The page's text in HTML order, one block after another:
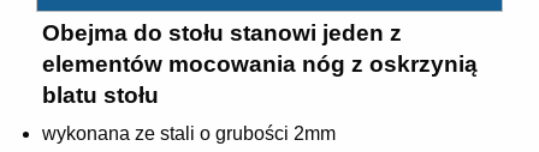
Obejma do stołu stanowi jeden z
elementów mocowania nóg z oskrzynią
blatu stołu
wykonana ze stali o grubości 2mm